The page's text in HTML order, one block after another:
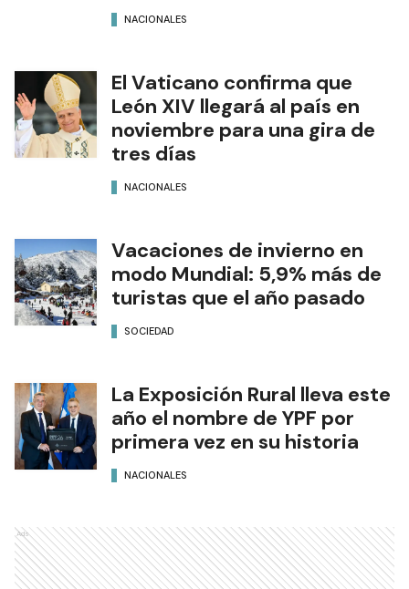
NACIONALES
El Vaticano confirma que
León XIV llegará al país en
noviembre para una gira de
tres días
NACIONALES
Vacaciones de invierno en
modo Mundial: 5,9% más de
turistas que el año pasado
SOCIEDAD
La Exposición Rural lleva este
año el nombre de YPF por
primera vez en su historia
NACIONALES
Ads